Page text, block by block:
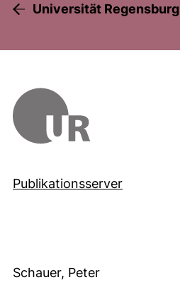
Universität Regensburg
Publikationsserver
Schauer, Peter